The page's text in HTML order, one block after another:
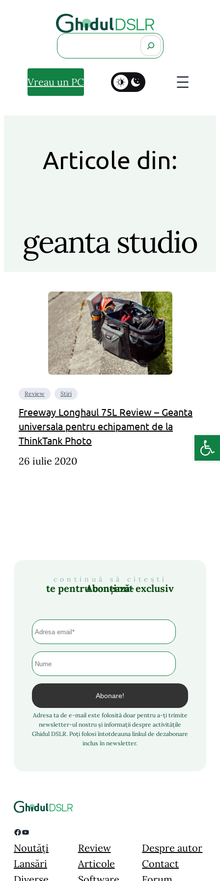
Search
Vreau un PC
Articole din:
geanta studio
Review Stiri
Freeway Longhaul 75L Review – Geanta
universala pentru echipament de la
ThinkTank Photo
26 iulie 2020
continuă să citești
Abonează-te pentru conținut exclusiv
Adresa ta de e-mail este folosită doar pentru a-ți trimite
newsletter-ul nostru și informații despre activitățile
Ghidul DSLR. Poți folosi întotdeauna linkul de dezabonare
inclus în newsletter.
Facebook YouTube
Noutăți
Lansări
Review
Articole
Despre autor
Contact